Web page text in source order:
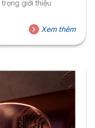
giới thiệu
Xem thêm